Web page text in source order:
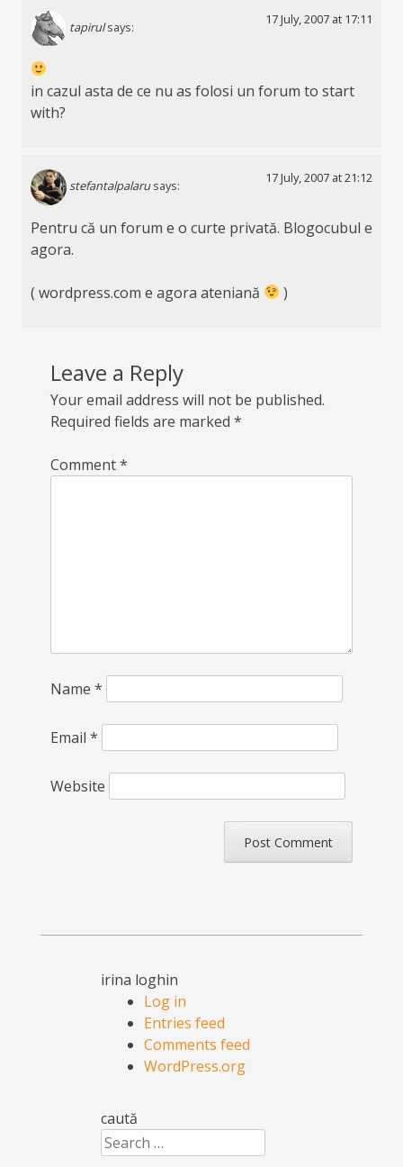
tapirul says:
17 July, 2007 at 17:11
in cazul asta de ce nu as folosi un forum to start
with?
stefantalpalaru says:
17 July, 2007 at 21:12
Pentru că un forum e o curte privată. Blogocubul e
agora.
( wordpress.com e agora ateniană )
Leave a Reply
Your email address will not be published.
Required fields are marked *
Comment*
Name *
Email *
Website
irina loghin
Log in
Entries feed
Comments feed
WordPress.org
caută
Search